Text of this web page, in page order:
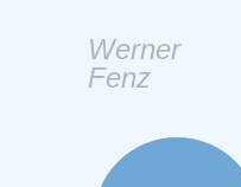
Werner
Fenz
Springe
zum